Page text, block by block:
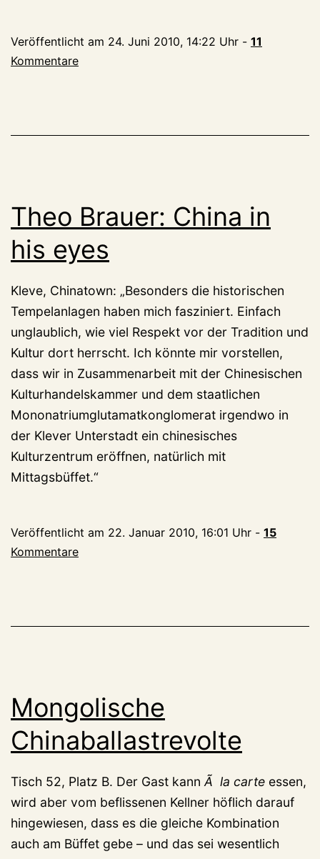
Veröffentlicht am 24. Juni 2010, 14:22 Uhr - 11
Kommentare
Theo Brauer: China in
his eyes
Kleve, Chinatown: „Besonders die historischen
Tempelanlagen haben mich fasziniert. Einfach
unglaublich, wie viel Respekt vor der Tradition und
Kultur dort herrscht. Ich könnte mir vorstellen,
dass wir in Zusammenarbeit mit der Chinesischen
Kulturhandelskammer und dem staatlichen
Mononatriumglutamatkonglomerat irgendwo in
der Klever Unterstadt ein chinesisches
Kulturzentrum eröffnen, natürlich mit
Mittagsbüffet.“
Veröffentlicht am 22. Januar 2010, 16:01 Uhr - 15
Kommentare
Mongolische
Chinaballastrevolte
Tisch 52, Platz B. Der Gast kannÃ la carte essen,
wird aber vom beflissenen Kellner höflich darauf
hingewiesen, dass es die gleiche Kombination
auch am Büffet gebe – und das sei wesentlich